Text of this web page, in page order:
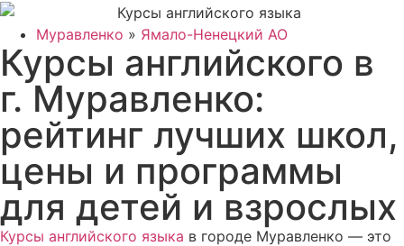
Муравленко » Ямало-Ненецкий АО
Курсы английского в
г. Муравленко:
рейтинг лучших школ,
цены и программы
для детей и взрослых
Курсы английского языка в городе Муравленко — это